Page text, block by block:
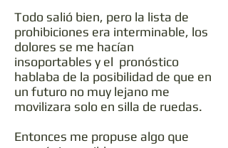
Todo salió bien, pero la lista de
prohibiciones era interminable, los
dolores se me hacían
insoportables y el pronóstico
hablaba de la posibilidad de que en
un futuro no muy lejano me
movilizara solo en silla de ruedas.
​Entonces me propuse algo que